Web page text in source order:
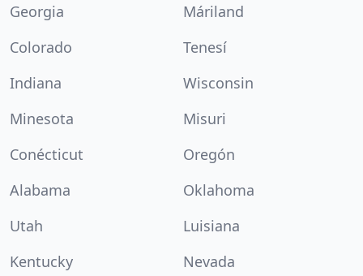
Georgia
Máriland
Colorado
Tenesí
Indiana
Wisconsin
Minesota
Misuri
Conécticut
Oregón
Alabama
Oklahoma
Utah
Luisiana
Kentucky
Nevada